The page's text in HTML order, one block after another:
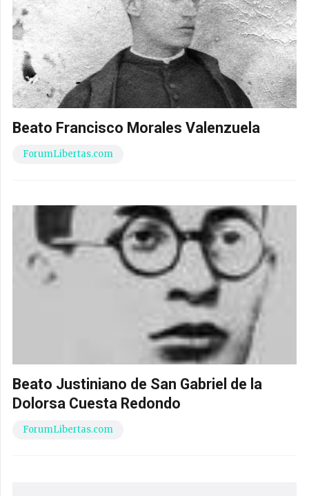
Beato Francisco Morales Valenzuela
ForumLibertas.com
Beato Justiniano de San Gabriel de la
Dolorsa Cuesta Redondo
ForumLibertas.com